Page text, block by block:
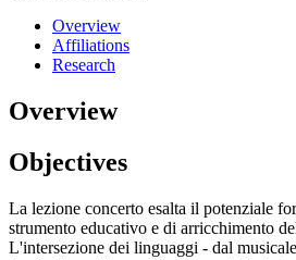
Overview
Affiliations
Research
Overview
Objectives
La lezione concerto esalta il potenziale
strumento educativo e di arricchimento
L'intersezione dei linguaggi - dal